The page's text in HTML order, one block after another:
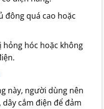
đông quá cao hoặc
hỏng hóc hoặc không
này, người dùng nên
cắm điện để đảm